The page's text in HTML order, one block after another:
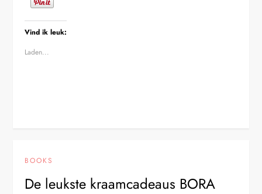
Vind ik leuk:
Laden...
BOOKS
De leukste kraamcadeaus BORA